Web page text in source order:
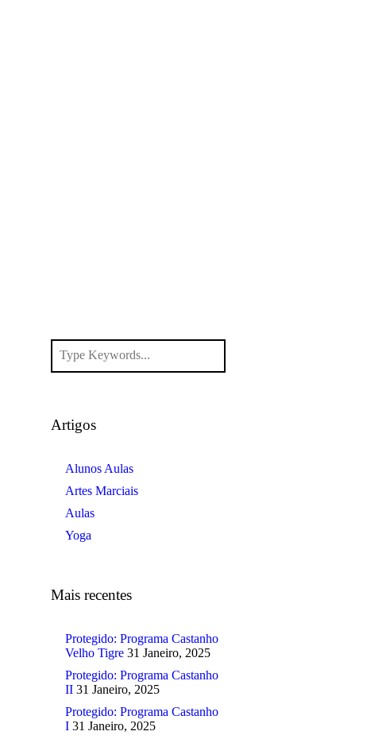
Artigos
Alunos Aulas
Artes Marciais
Aulas
Yoga
Mais recentes
Protegido: Programa Castanho
Velho Tigre 31 Janeiro, 2025
Protegido: Programa Castanho
II 31 Janeiro, 2025
Protegido: Programa Castanho
I 31 Janeiro, 2025